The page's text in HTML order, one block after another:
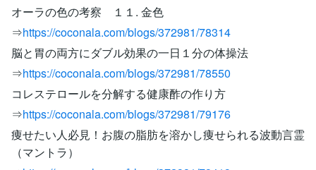
オーラの色の考察 １１. 金色
⇒https://coconala.com/blogs/372981/78314
脳と胃の両方にダブル効果の一日１分の体操法
⇒https://coconala.com/blogs/372981/78550
コレステロールを分解する健康酢の作り方
⇒https://coconala.com/blogs/372981/79176
痩せたい人必見！お腹の脂肪を溶かし痩せられる波動言霊
（マントラ）